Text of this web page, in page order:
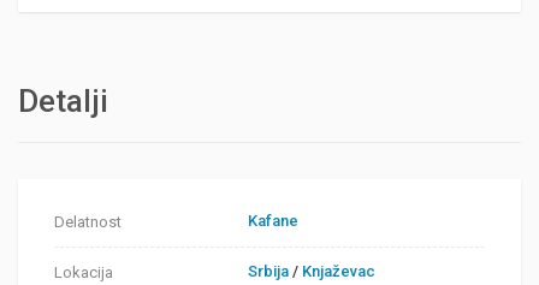
Detalji
Delatnost Kafane
Lokacija Srbija / Knjaževac